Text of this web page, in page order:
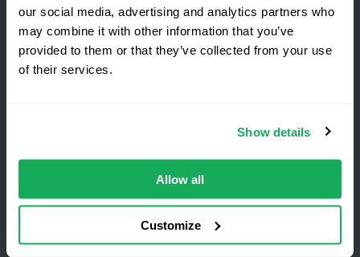
our social media, advertising and analytics partners who
may combine it with other information that you’ve
provided to them or that they’ve collected from your use
of their services.
Show details
Allow all
Customize
Poleć Quartix innym
Numer VAT: FR89979868353
Warunki i postanowienia